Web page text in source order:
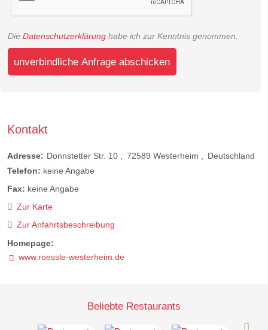
Die Datenschutzerklärung habe ich zur Kenntnis genommen.
unverbindliche Anfrage abschicken
Kontakt
Adresse: Donnstetter Str. 10 72589 Westerheim
Deutschland
Telefon: keine Angabe
Fax: keine Angabe
Zur Karte
Zur Anfahrtsbeschreibung
Homepage:
www.roessle-westerheim.de
Beliebte Restaurants